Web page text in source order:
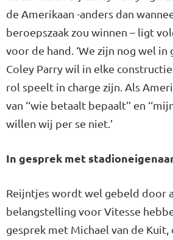
de Amerikaan -anders dan
beroepszaak zou winnen – ligt
voor de hand. ‘We zijn nog wel in
Coley Parry wil in elke
rol speelt in charge zijn. Als
van ‘‘wie betaalt bepaalt’’ en
willen wij per se niet.’
In gesprek met
Reijntjes wordt wel gebeld door
belangstelling voor Vitesse
gesprek met Michael van de Kuit,